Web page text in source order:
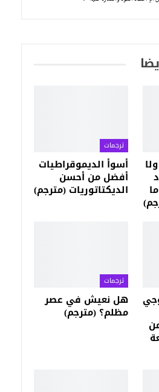
ترجمات
أسوأ الديموقراطيات
أفضل من أحسن
الديكتاتوريات (مترجم)
ترجمات
هل نعيش في عصر
مظلم؟ (مترجم)